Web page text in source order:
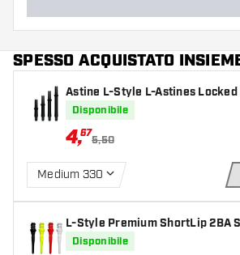
SPESSO ACQUISTATO
Astine L-Style L-Astines Locked
ght Black
Disponibile
4,67
5,50
Medium 330
L-Style Premium ShortLip 2BA
ips
Disponibile